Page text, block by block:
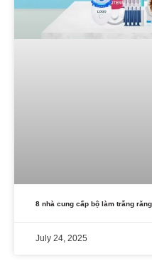
8 nhà cung cấp bộ làm trắng
July 24, 2025